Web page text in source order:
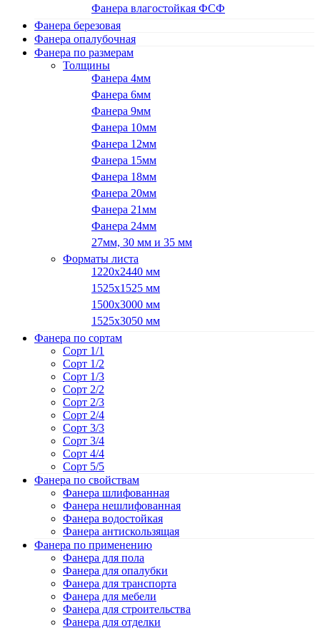
Фанера влагостойкая ФСФ
Фанера березовая
Фанера опалубочная
Фанера по размерам
Толщины
Фанера 4мм
Фанера 6мм
Фанера 9мм
Фанера 10мм
Фанера 12мм
Фанера 15мм
Фанера 18мм
Фанера 20мм
Фанера 21мм
Фанера 24мм
27мм, 30 мм и 35 мм
Форматы листа
1220х2440 мм
1525х1525 мм
1500х3000 мм
1525х3050 мм
Фанера по сортам
Сорт 1/1
Сорт 1/2
Сорт 1/3
Сорт 2/2
Сорт 2/3
Сорт 2/4
Сорт 3/3
Сорт 3/4
Сорт 4/4
Сорт 5/5
Фанера по свойствам
Фанера шлифованная
Фанера нешлифованная
Фанера водостойкая
Фанера антискользящая
Фанера по применению
Фанера для пола
Фанера для опалубки
Фанера для транспорта
Фанера для мебели
Фанера для строительства
Фанера для отделки